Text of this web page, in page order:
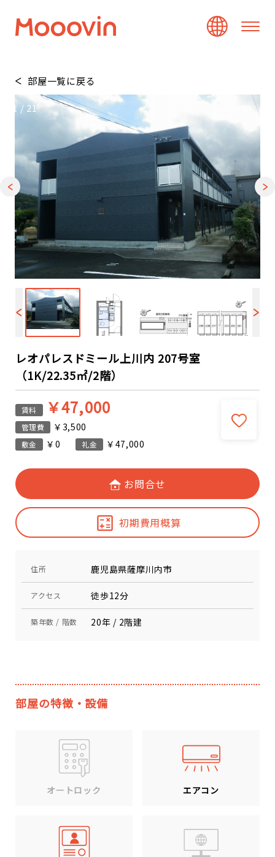
部屋一覧に戻る
1/ 21
レオパレスドミール上川内 207号室
（1K/22.35㎡/2階）
賃料 ￥47,000
管理費 ￥3,500
敷金 ￥0 礼金 ￥47,000
お問合せ
初期費用概算
住所 鹿児島県薩摩川内市
アクセス 徒歩12分
築年数 / 階数 20年 / 2階建
部屋の特徴・設備
オートロック エアコン